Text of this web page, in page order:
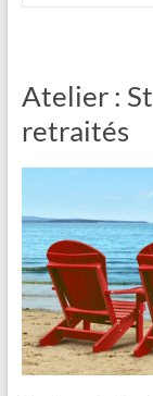
Atelier :
retraités